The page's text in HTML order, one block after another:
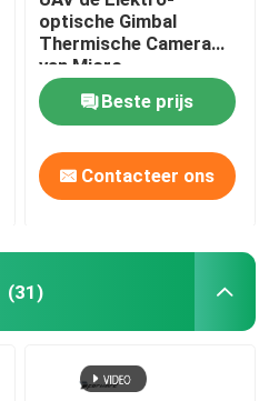
optische Gimbal
Thermische Camera
van Micro-
Nauwkeurigheid
77×78×83 Mm
Peuldimensionsion
Beste prijs
Contacteer ons
(31)